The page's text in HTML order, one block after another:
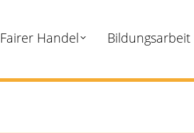
Fairer Handel Bildungsarbeit